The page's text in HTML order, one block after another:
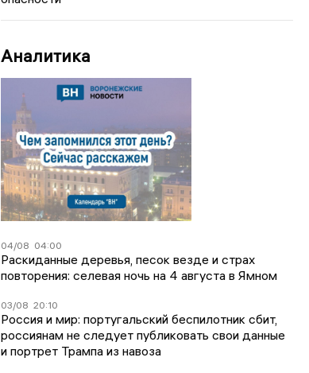
Аналитика
04/08 04:00
Раскиданные деревья, песок везде и страх
повторения: селевая ночь на 4 августа в Ямном
03/08 20:10
Россия и мир: португальский беспилотник сбит,
россиянам не следует публиковать свои данные
и портрет Трампа из навоза